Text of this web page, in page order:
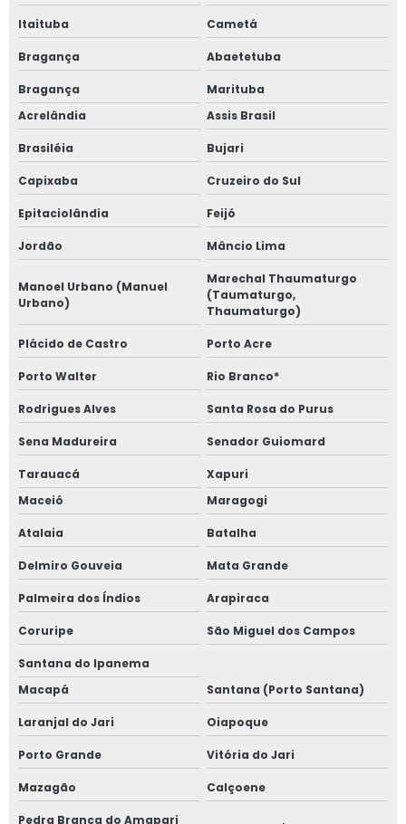
Itaituba Cametá
Bragança Abaetetuba
Bragança
Marituba
Acrelândia
Assis Brasil
Brasiléia Bujari
Capixaba Cruzeiro do Sul
Epitaciolândia Feijó
Jordão Mâncio Lima
Manoel Urbano (Manuel
Urbano)
Marechal Thaumaturgo
(Taumaturgo,
Thaumaturgo)
Plácido de Castro Porto Acre
Porto Walter Rio Branco*
Rodrigues Alves Santa Rosa do Purus
Sena Madureira Senador Guiomard
Tarauacá
Xapuri
Maceió
Maragogi
Atalaia Batalha
Delmiro Gouveia Mata Grande
Palmeira dos Índios Arapiraca
Coruripe São Miguel dos Campos
Santana do Ipanema
Macapá
Santana (Porto Santana)
Laranjal do Jari Oiapoque
Porto Grande Vitória do Jari
Mazagão Calçoene
Pedra Branca do Amapari